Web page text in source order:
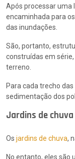
Após processar uma
encaminhada para
das inundações.
São, portanto,
construídas em
terreno.
Para cada trecho
sedimentação dos
Jardins de chuva
Os jardins de chuva,
No entanto, eles são